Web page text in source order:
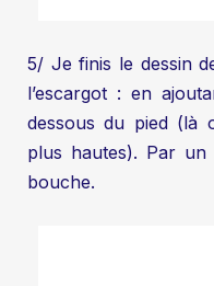
5/ Je finis le dessin
l’escargot : en
dessous du pied (là
plus hautes). Par un
bouche.